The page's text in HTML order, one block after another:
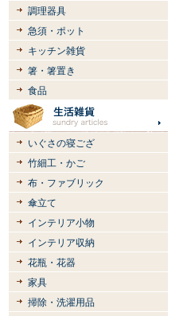
調理器具
急須・ポット
キッチン雑貨
箸・箸置き
食品
いぐさの寝ござ
竹細工・かご
布・ファブリック
傘立て
インテリア小物
インテリア収納
花瓶・花器
家具
掃除・洗濯用品